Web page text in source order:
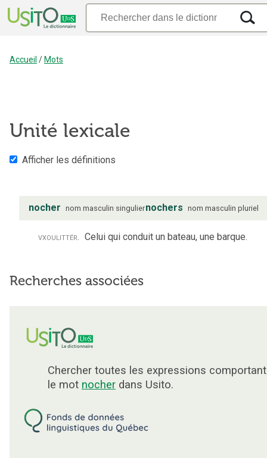
Accueil / Mots
Unité lexicale
Afficher les définitions
nocher nom masculin singuliernochers nom masculin pluriel
vxoulittér. Celui qui conduit un bateau, une barque.
Recherches associées
Chercher toutes les expressions comportant
le mot nocher dans Usito.